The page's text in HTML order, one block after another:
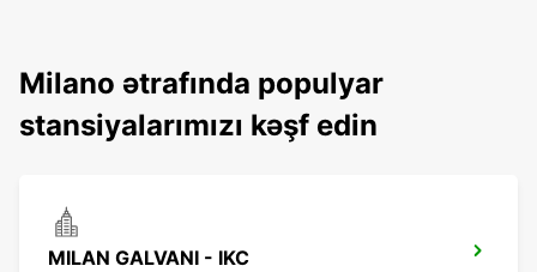
Milano ətrafında populyar
stansiyalarımızı kəşf edin
MILAN GALVANI - IKC